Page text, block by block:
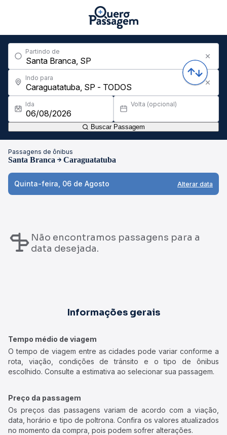
Partindo de
Indo para
Ida Volta (opcional)
Buscar Passagem
Passagens de ônibus
Santa Branca Caraguatatuba
Quinta-feira, 06 de Agosto Alterar data
Não encontramos passagens para a
data desejada.
Informações gerais
Tempo médio de viagem
O tempo de viagem entre as cidades pode variar conforme a
rota, viação, condições de trânsito e o tipo de ônibus
escolhido. Consulte a estimativa ao selecionar sua passagem.
Preço da passagem
Os preços das passagens variam de acordo com a viação,
data, horário e tipo de poltrona. Confira os valores atualizados
no momento da compra, pois podem sofrer alterações.